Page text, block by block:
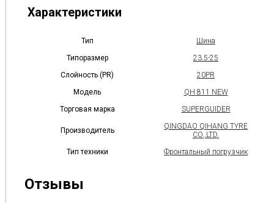
Характеристики
Тип
Шина
Типоразмер
23.5-25
Слойность (PR)
20PR
Модель
QH 811 NEW
Торговая марка
SUPERGUIDER
Производитель
QINGDAO QIHANG TYRE
CO.,LTD.
Тип техники
Фронтальный погрузчик
Отзывы